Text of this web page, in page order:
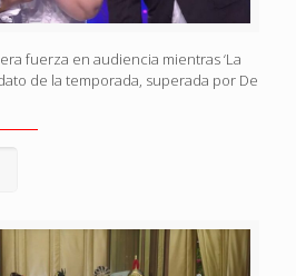
fuerza en audiencia mientras ‘La
de la temporada, superada por De